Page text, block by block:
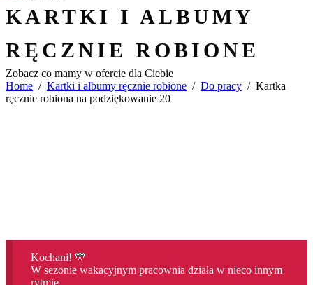
KARTKI I ALBUMY
RĘCZNIE ROBIONE
Zobacz co mamy w ofercie dla Ciebie
Home / Kartki i albumy ręcznie robione / Do pracy / Kartka
ręcznie robiona na podziękowanie 20
Kochani! 💛
W sezonie wakacyjnym pracownia działa w nieco innym
rytmie.